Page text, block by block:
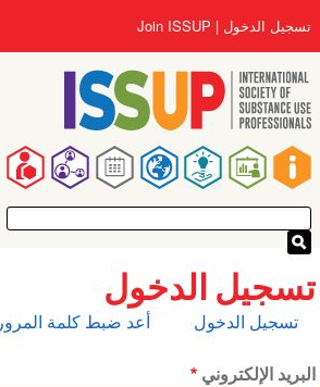
إلى
المحتوى
الرئيسي
Main
navigation
User
account
menu
تسجيل الدخول Join ISSUP
تسجيل الدخول
التبويبات
الأساسية
تسجيل الدخول أعد ضبط كلمة المرور
البريد الإلكتروني